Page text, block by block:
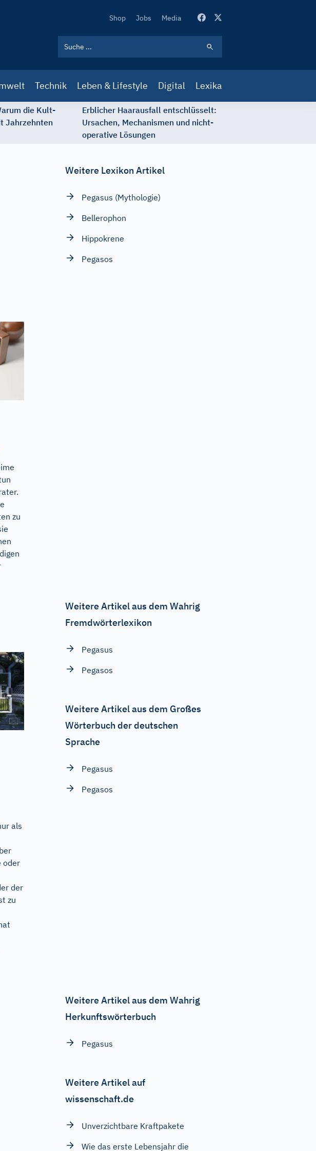
Secondary
Shop Jobs Media
Technik Leben & Lifestyle Digital Lexika
die Kult-
Jahrzehnten
Erblicher Haarausfall entschlüsselt:
Ursachen, Mechanismen und nicht-
operative Lösungen
zu
als
oder
der
zu
Weitere Lexikon Artikel
Pegasus (Mythologie)
Bellerophon
Hippokrene
Pegasos
Weitere Artikel aus dem Wahrig
Fremdwörterlexikon
Pegasus
Pegasos
Weitere Artikel aus dem Großes
Wörterbuch der deutschen
Sprache
Pegasus
Pegasos
Weitere Artikel aus dem Wahrig
Herkunftswörterbuch
Pegasus
Weitere Artikel auf
wissenschaft.de
Unverzichtbare Kraftpakete
Wie das erste Lebensjahr die